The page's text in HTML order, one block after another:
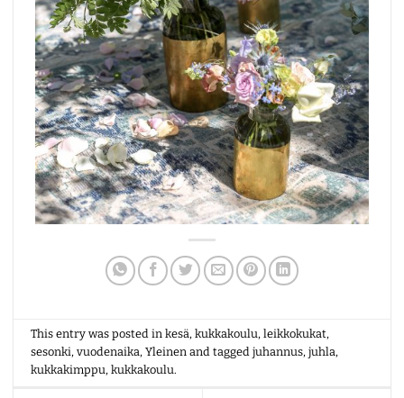
This entry was posted inkesä,kukkakoulu,leikkokukat,
sesonki,vuodenaika,Yleinen and taggedjuhannus,juhla,
kukkakimppu,kukkakoulu.